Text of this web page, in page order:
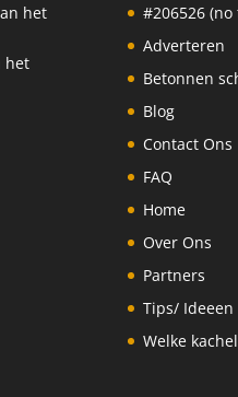
het
het
#206526 (no
Adverteren
Betonnen
Blog
Contact Ons
FAQ
Home
Over Ons
Partners
Tips/ Ideeen
Welke